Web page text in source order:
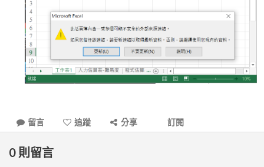
留言 追蹤 分享 訂閱
0 則留言